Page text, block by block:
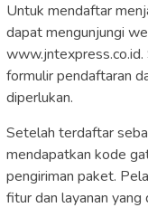
Untuk mendaftar
dapat mengunjungi
formulir pendaftaran
diperlukan.
Setelah terdaftar
mendapatkan kode
pengiriman paket.
fitur dan layanan yang